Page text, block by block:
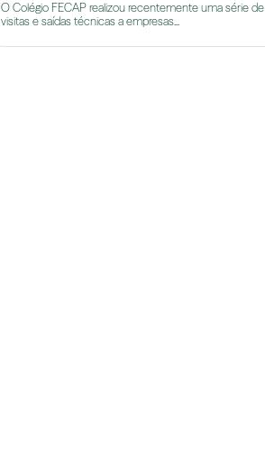
O Colégio FECAP realizou recentemente uma série de
visitas e saídas técnicas a empresas...